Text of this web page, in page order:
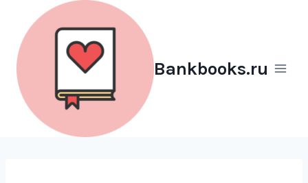
Перейти
содержимому
Bankbooks.ru